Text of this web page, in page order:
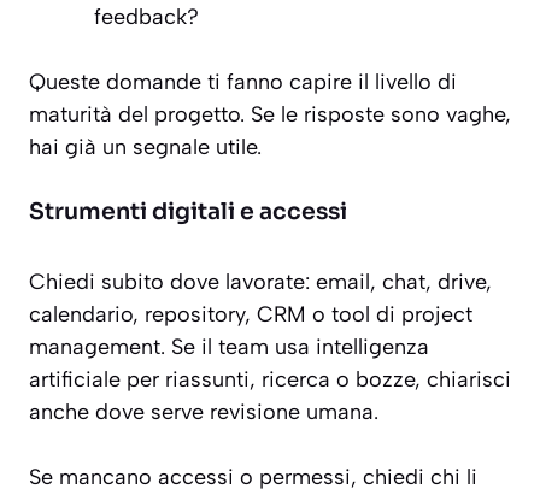
feedback?
Queste domande ti fanno capire il livello di
maturità del progetto. Se le risposte sono vaghe,
hai già un segnale utile.
Strumenti digitali e accessi
Chiedi subito dove lavorate: email, chat, drive,
calendario, repository, CRM o tool di project
management. Se il team usa intelligenza
artificiale per riassunti, ricerca o bozze, chiarisci
anche dove serve revisione umana.
Se mancano accessi o permessi, chiedi chi li